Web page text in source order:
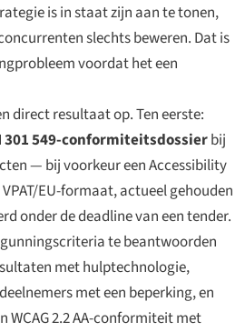
is in staat zijn aan te tonen,
slechts beweren. Dat is
voordat het een
direct resultaat op. Ten eerste:
301 549-conformiteitsdossierbij
— bij voorkeur een Accessibility
EU-formaat, actueel gehouden
onder de deadline van een tender.
te beantwoorden
met hulptechnologie,
met een beperking, en
WCAG 2.2 AA-conformiteit met